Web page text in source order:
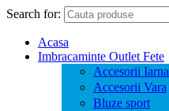
Search for:
Acasa
Imbracaminte Outlet Fete
Accesorii Iarna
Accesorii Vara
Bluze sport